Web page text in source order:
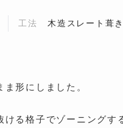
工法 木造スレート葺き
形にしました。
る格子でゾーニングす